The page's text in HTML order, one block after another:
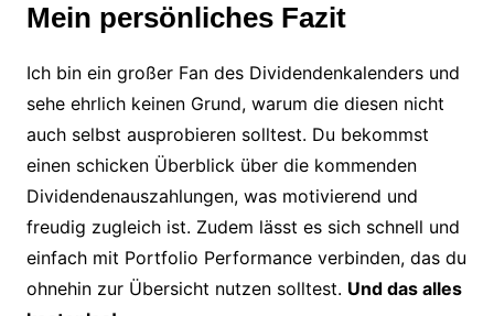
Mein persönliches Fazit
Ich bin ein großer Fan des Dividendenkalenders und
sehe ehrlich keinen Grund, warum die diesen nicht
auch selbst ausprobieren solltest. Du bekommst
einen schicken Überblick über die kommenden
Dividendenauszahlungen, was motivierend und
freudig zugleich ist. Zudem lässt es sich schnell und
einfach mit Portfolio Performance verbinden, das du
ohnehin zur Übersicht nutzen solltest. Und das alles